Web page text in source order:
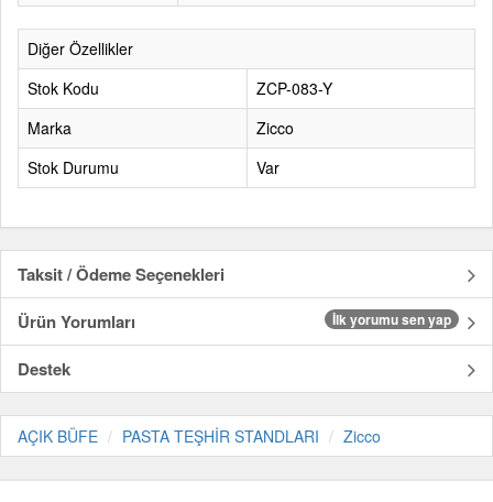
Diğer Özellikler
Stok Kodu
ZCP-083-Y
Marka
Zicco
Stok Durumu
Var
Taksit / Ödeme Seçenekleri
Ürün Yorumları
İlk yorumu sen yap
Destek
AÇIK BÜFE PASTA TEŞHİR STANDLARI Zicco